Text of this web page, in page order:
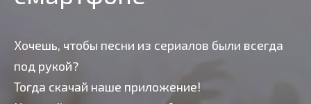
Хочешь, чтобы песни из сериалов были всегда
под рукой?
Тогда скачай наше приложение!